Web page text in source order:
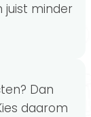
juist minder
Dan
daarom